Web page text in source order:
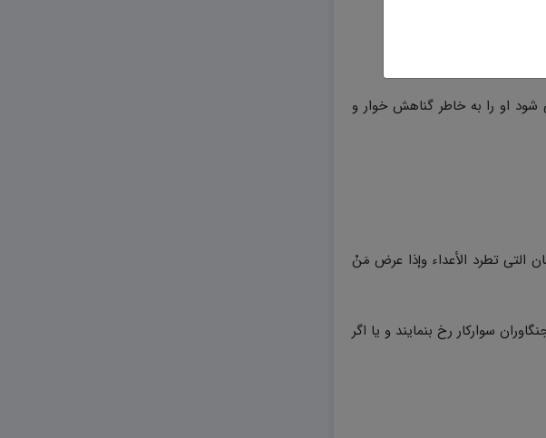
بذنبه.
شود او را به خاطر گناهش خوار و
التی تطرد الأعداء وإذا عرض مَنْ
سوارکار رخ بنمایند و یا اگر